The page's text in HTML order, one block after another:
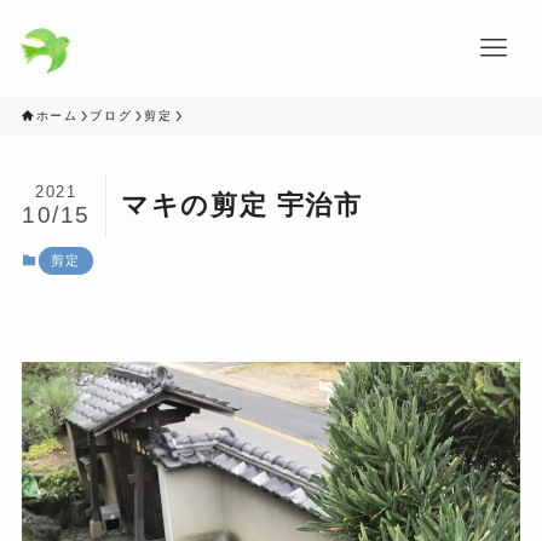
ホーム ブログ 剪定
マキの剪定 宇治市
2021
10/15
剪定